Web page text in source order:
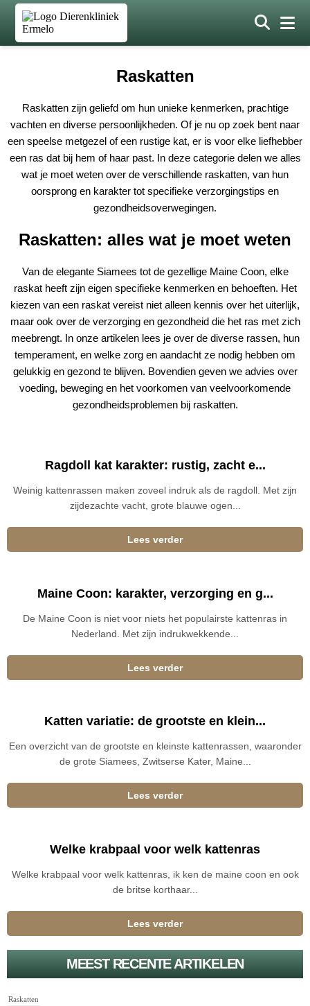
Raskatten
Raskatten zijn geliefd om hun unieke kenmerken, prachtige
vachten en diverse persoonlijkheden. Of je nu op zoek bent naar
een speelse metgezel of een rustige kat, er is voor elke liefhebber
een ras dat bij hem of haar past. In deze categorie delen we alles
wat je moet weten over de verschillende raskatten, van hun
oorsprong en karakter tot specifieke verzorgingstips en
gezondheidsoverwegingen.
Raskatten: alles wat je moet weten
Van de elegante Siamees tot de gezellige Maine Coon, elke
raskat heeft zijn eigen specifieke kenmerken en behoeften. Het
kiezen van een raskat vereist niet alleen kennis over het uiterlijk,
maar ook over de verzorging en gezondheid die het ras met zich
meebrengt. In onze artikelen lees je over de diverse rassen, hun
temperament, en welke zorg en aandacht ze nodig hebben om
gelukkig en gezond te blijven. Bovendien geven we advies over
voeding, beweging en het voorkomen van veelvoorkomende
gezondheidsproblemen bij raskatten.
Ragdoll kat karakter: rustig, zacht e...
Weinig kattenrassen maken zoveel indruk als de ragdoll. Met zijn
zijdezachte vacht, grote blauwe ogen...
Lees verder
Maine Coon: karakter, verzorging en g...
De Maine Coon is niet voor niets het populairste kattenras in
Nederland. Met zijn indrukwekkende...
Lees verder
Katten variatie: de grootste en klein...
Een overzicht van de grootste en kleinste kattenrassen, waaronder
de grote Siamees, Zwitserse Kater, Maine...
Lees verder
Welke krabpaal voor welk kattenras
Welke krabpaal voor welk kattenras, ik ken de maine coon en ook
de britse korthaar...
Lees verder
MEEST RECENTE ARTIKELEN
Raskatten